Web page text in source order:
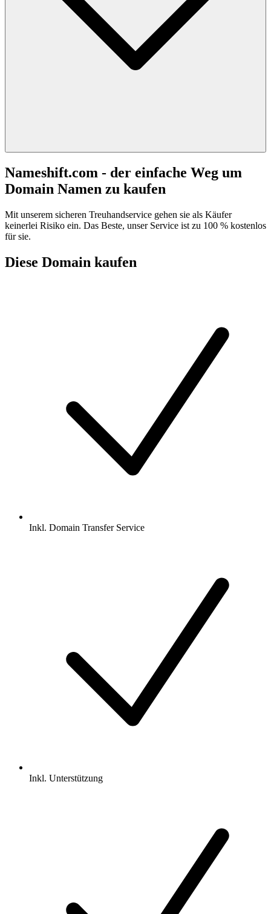
Nameshift.com - der einfache Weg um
Domain Namen zu kaufen
Mit unserem sicheren Treuhandservice gehen sie als Käufer
keinerlei Risiko ein. Das Beste, unser Service ist zu 100 % kostenlos
für sie.
Diese Domain kaufen
Inkl. Domain Transfer Service
Inkl. Unterstützung